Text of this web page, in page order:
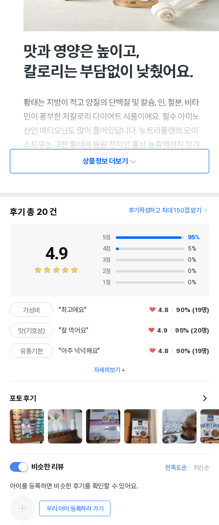
상품정보 더보기
후기 총 20건 후기작성하고 최대 150점 받기
4.9
5점 95%
4점 5%
3점 0%
2점 0%
1 점 0%
가성비 "최고에요" 4.8 90% (19명)
맛(기호성) "잘 먹어요" 4.9 95% (20명)
유통기한 "아주 넉넉해요" 4.8 90% (19명)
자세히보기
포토 후기
비슷한 리뷰 만족도순 최신순
아이를 등록하면 비슷한 후기를 확인할 수 있어요.
우리 아이 등록하러 가기